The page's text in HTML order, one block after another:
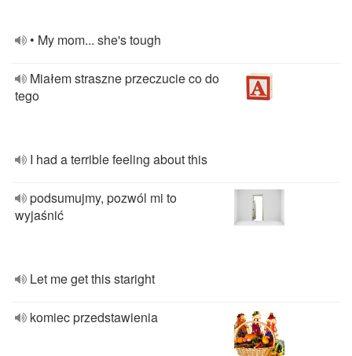
• My mom... she's tough
Miałem straszne przeczucie co do
tego
I had a terrible feeling about this
podsumujmy, pozwól mi to
wyjaśnić
Let me get this staright
komiec przedstawienia